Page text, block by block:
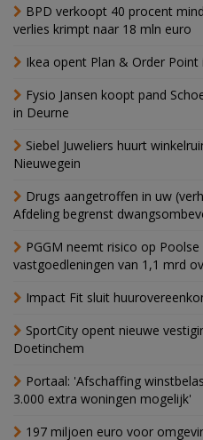
BPD verkoopt 40 procent
verlies krimpt naar 18 mln euro
Ikea opent Plan & Order Point
Fysio Jansen koopt pand
in Deurne
Siebel Juweliers huurt
Nieuwegein
Drugs aangetroffen in uw
Afdeling begrenst
PGGM neemt risico op Poolse
vastgoedleningen van 1,1 mrd
Impact Fit sluit
SportCity opent nieuwe
Doetinchem
Portaal: 'Afschaffing
3.000 extra woningen mogelijk'
197 miljoen euro voor